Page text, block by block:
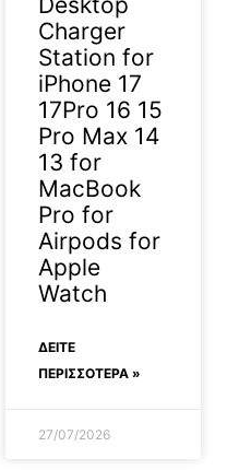
Charger
Station for
iPhone 17
17Pro 16 15
Pro Max 14
13 for
MacBook
Pro for
Airpods for
Apple
Watch
ΔΕΊΤΕ
ΠΕΡΙΣΣΟΤΕΡΑ »
27/07/2026